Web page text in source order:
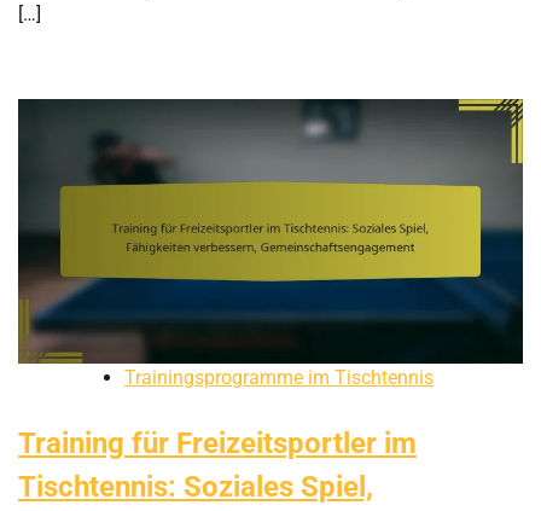
[…]
Trainingsprogramme im Tischtennis
Training für Freizeitsportler im
Tischtennis: Soziales Spiel,